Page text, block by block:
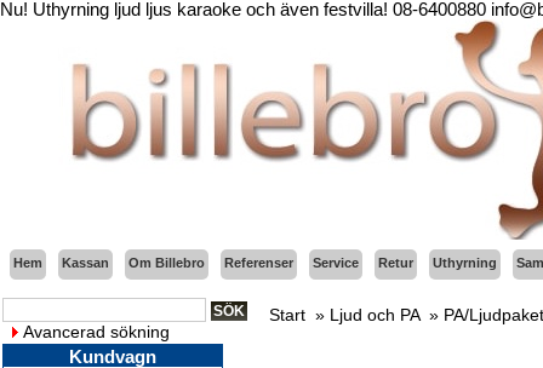
Nu! Uthyrning ljud ljus karaoke och även festvilla! 08-6400880
Hem Kassan Om Billebro Referenser Service Retur Uthyrning
Avancerad sökning
Kundvagn
Start » Ljud och PA» PA/Ljudpaket